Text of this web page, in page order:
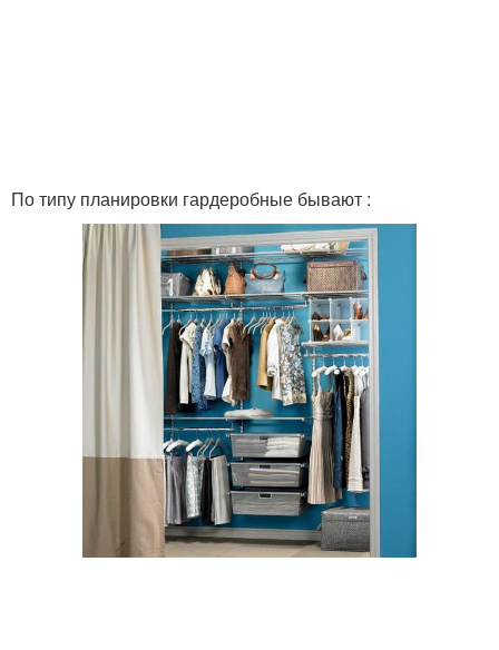
По типу планировки гардеробные бывают :